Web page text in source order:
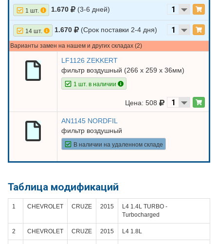
1 шт. 1.670 (3-6 дней)
14 шт. 1.670 (Срок поставки 2-4 дня)
Варианты замен на нашем и других складах (2)
LF1126 ZEKKERT
фильтр воздушный (266 х 259 х 36мм)
1 шт. в наличии
Цена: 508
AN1145 NORDFIL
фильтр воздушный
В наличии на удаленном складе
Таблица модификаций
1 CHEVROLET CRUZE 2015
L4 1.4L TURBO -
Turbocharged
2 CHEVROLET CRUZE 2015 L4 1.8L